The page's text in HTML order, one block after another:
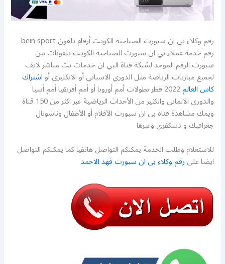
رقم وكلاء بي ان سبورت الصباحية الكويت أرقام تلفون bein sport
رقم خدمة عملاء بي ان سبورت الصباحية الكويت تلفونات بين
سبورت الرقم الموحد لشبكة قناة البي ان خدمات بث مباشر لايف
لجميع مباريات الرياضة مثل الدوري الاسباني أو الانكليزي أواشتراك
كاس العالم 2022 قطر بطولات أمم أوروبا أو أمم أفريقيا أمم أسيا
والدوري الالماني والكثير من الأحداث الرياضية عبر اكثر من 150 قناة
ويمك مشاهدة قناة بي ان سبورت الأفلام أو الأطفال وناشونال
جغرافيك و دسكفري وغيرها
للاستعلام وطلب الخدمة يمكنكم التواصل هاتفيا كما يمكنكم التواصل
ايضا علىرقم وكلاء بي ان سبورت فهد الاحمد